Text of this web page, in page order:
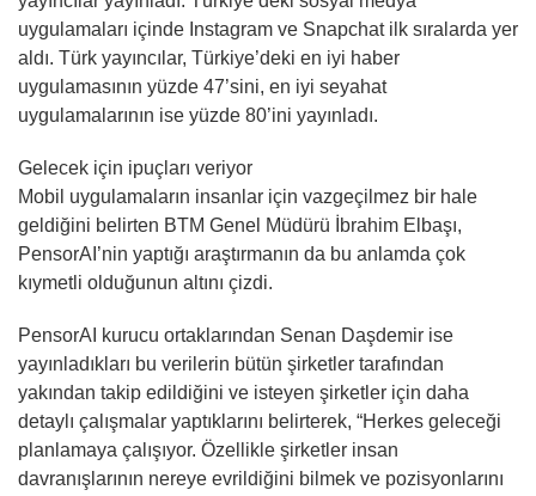
uygulamaları içinde Instagram ve Snapchat ilk sıralarda yer
aldı. Türk yayıncılar, Türkiye’deki en iyi haber
uygulamasının yüzde 47’sini, en iyi seyahat
uygulamalarının ise yüzde 80’ini yayınladı.
Gelecek için ipuçları veriyor
Mobil uygulamaların insanlar için vazgeçilmez bir hale
geldiğini belirten BTM Genel Müdürü İbrahim Elbaşı,
PensorAI’nin yaptığı araştırmanın da bu anlamda çok
kıymetli olduğunun altını çizdi.
PensorAI kurucu ortaklarından Senan Daşdemir ise
yayınladıkları bu verilerin bütün şirketler tarafından
yakından takip edildiğini ve isteyen şirketler için daha
detaylı çalışmalar yaptıklarını belirterek, “Herkes geleceği
planlamaya çalışıyor. Özellikle şirketler insan
davranışlarının nereye evrildiğini bilmek ve pozisyonlarını